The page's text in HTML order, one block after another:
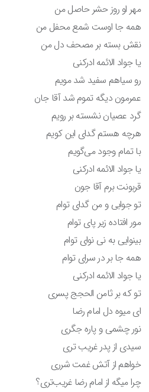
مهر او روز حشر حاصل من
همه جا اوست شمع محفل من
نقش بسته بر مصحف دل من
یا جواد الائمه ادرکنی
رو سیاهم سفید شد مویم
عمرمون دیگه تموم شد آقا جان
گرد عصیان نشسته بر رویم
هرچه هستم گدای این کویم
با تمام وجود می‌گویم
یا جواد الائمه ادرکنی
قربونت برم آقا جون
تو جوابی و من گدای توام
مور افتاده زیر پای توام
بینوایی به نی نوای توام
همه جا بر در سرای توام
یا جواد الائمه ادرکنی
تو که بر ثامن الحجج پسری
ای میوه دل امام رضا
نور چشمی و پاره جگری
سیدی از پدر غریب‌ تری
خواهم از آتش غمت شرری
چرا میگه از امام رضا غریب‌تری؟